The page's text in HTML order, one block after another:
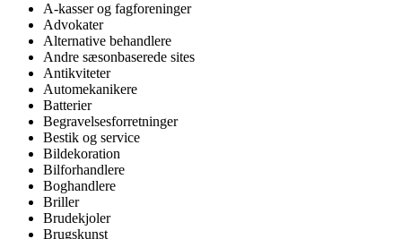
A-kasser og fagforeninger
Advokater
Alternative behandlere
Andre sæsonbaserede sites
Antikviteter
Automekanikere
Batterier
Begravelsesforretninger
Bestik og service
Bildekoration
Bilforhandlere
Boghandlere
Briller
Brudekjoler
Brugskunst